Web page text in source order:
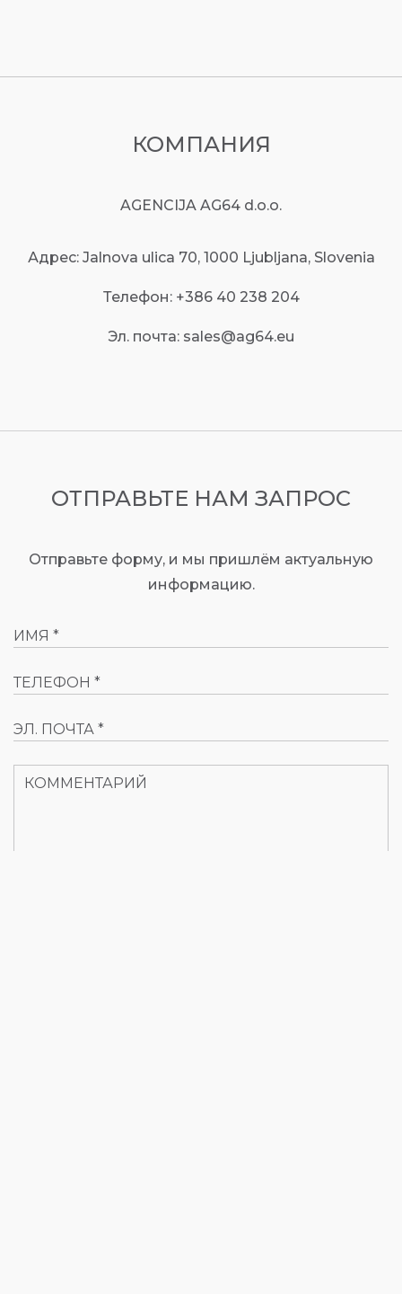
КОМПАНИЯ
AGENCIJA AG64 d.o.o.
Адрес: Jalnova ulica 70, 1000 Ljubljana, Slovenia
Телефон: +386 40 238 204
Эл. почта: sales@ag64.eu
ОТПРАВЬТЕ НАМ ЗАПРОС
Отправьте форму, и мы пришлём актуальную
информацию.